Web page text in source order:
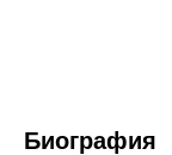
Биография